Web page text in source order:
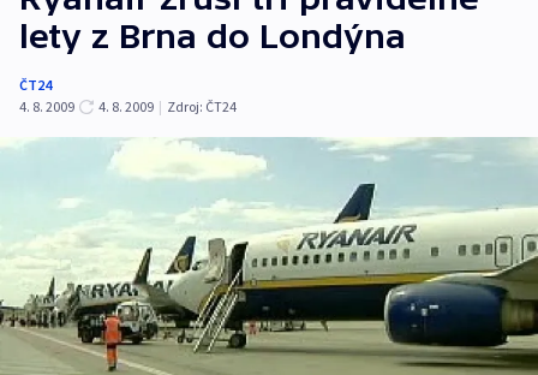
lety z Brna do Londýna
ČT24
4. 8. 2009
4. 8. 2009 | Zdroj: ČT24